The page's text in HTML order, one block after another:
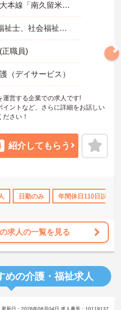
取得サポート 研修制度あり
ＪＲ久大本線「南久留米駅」バス・車8分
■介護福祉士、社会福祉士等の資格があれば尚可 ■管理職経験があれば尚可 ■普通自動車運転免許必須（AT限定可）
正職員)
（デイサービス）
営する企業での求人です!
ントなど、さらに詳細をお話しい
さい！
紹介してもらう
日勤のみ 年間休日110日以上
求人の一覧を見る
めの介護・福祉求人